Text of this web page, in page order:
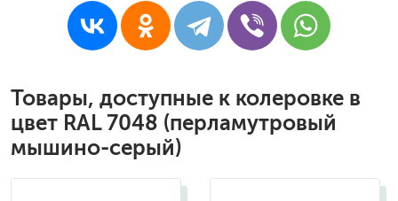
Товары, доступные к колеровке в
цвет RAL 7048 (перламутровый
мышино-серый)